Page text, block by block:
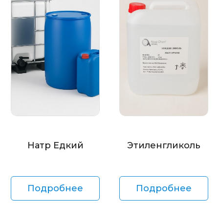
Натр Едкий
Подробнее
Этиленгликоль
Подробнее